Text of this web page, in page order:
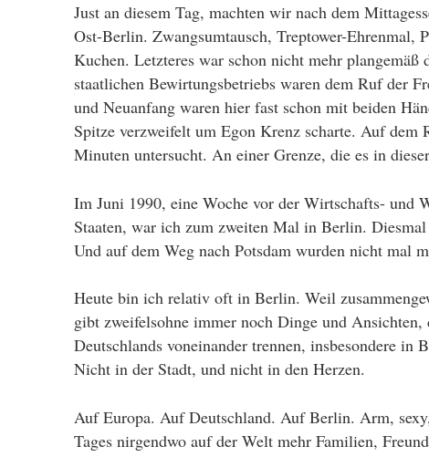
Just an diesem Tag, machten wir nach dem
Ost-Berlin. Zwangsumtausch, Treptower-Ehrenmal,
Kuchen. Letzteres war schon nicht mehr
staatlichen Bewirtungsbetriebs waren dem Ruf der
und Neuanfang waren hier fast schon mit beiden
Spitze verzweifelt um Egon Krenz scharte. Auf dem
Minuten untersucht. An einer Grenze, die es in
Im Juni 1990, eine Woche vor der Wirtschafts- und
Staaten, war ich zum zweiten Mal in Berlin.
Und auf dem Weg nach Potsdam wurden nicht mal
Heute bin ich relativ oft in Berlin. Weil
gibt zweifelsohne immer noch Dinge und Ansichten,
Deutschlands voneinander trennen, insbesondere
Nicht in der Stadt, und nicht in den Herzen.
Auf Europa. Auf Deutschland. Auf Berlin. Arm,
Tages nirgendwo auf der Welt mehr Familien,